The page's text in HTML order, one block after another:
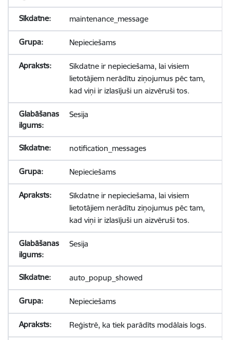
maintenance_message
Nepieciešams
Sīkdatne ir nepieciešama, lai visiem
lietotājiem nerādītu ziņojumus pēc tam,
kad viņi ir izlasījuši un aizvēruši tos.
Sesija
notification_messages
Nepieciešams
Sīkdatne ir nepieciešama, lai visiem
lietotājiem nerādītu ziņojumus pēc tam,
kad viņi ir izlasījuši un aizvēruši tos.
Sesija
auto_popup_showed
Nepieciešams
Reģistrē, ka tiek parādīts modālais logs.